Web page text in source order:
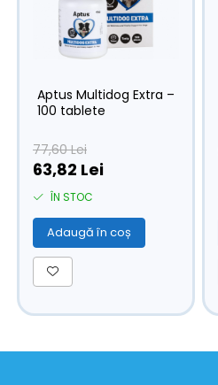
Aptus Multidog Extra –
100 tablete
77,60 Lei
63,82 Lei
ÎN STOC
Adaugă în coș